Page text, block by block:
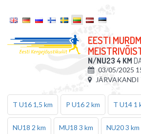
EESTI
N/NU23 4 KM
03/05/2025
JÄRVAKANDI
T U16 1,5 km P U16 2 km T U14 1
NU18 2 km MU18 3 km NU20 3 km